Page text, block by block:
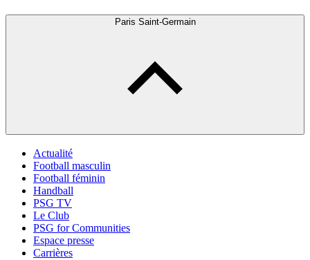
Paris Saint-Germain
Actualité
Football masculin
Football féminin
Handball
PSG TV
Le Club
PSG for Communities
Espace presse
Carrières